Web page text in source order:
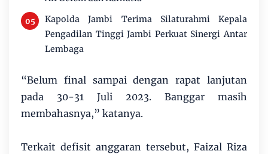
Kapolda Jambi Terima Silaturahmi Kepala
Pengadilan Tinggi Jambi Perkuat Sinergi Antar
Lembaga
“Belum final sampai dengan rapat lanjutan
pada 30-31 Juli 2023. Banggar masih
membahasnya,” katanya.
Terkait defisit anggaran tersebut, Faizal Riza